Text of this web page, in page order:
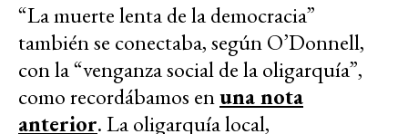
“La muerte lenta de la democracia”
también se conectaba, según O’Donnell,
con la “venganza social de la oligarquía”,
como recordábamos enuna nota
anterior. La oligarquía local,